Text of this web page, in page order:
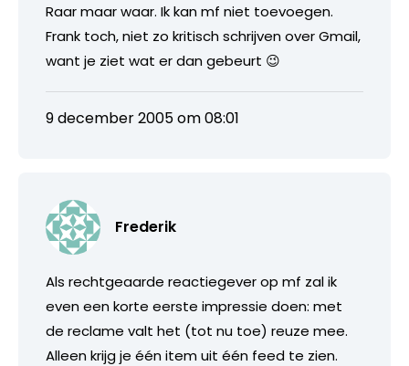
Raar maar waar. Ik kan mf niet toevoegen.
Frank toch, niet zo kritisch schrijven over Gmail,
want je ziet wat er dan gebeurt 😉
9 december 2005 om 08:01
Frederik
Als rechtgeaarde reactiegever op mf zal ik
even een korte eerste impressie doen: met
de reclame valt het (tot nu toe) reuze mee.
Alleen krijg je één item uit één feed te zien.